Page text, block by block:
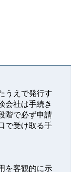
うえで発行す
会社は手続き
階で必ず申請
で受け取る手
を客観的に示